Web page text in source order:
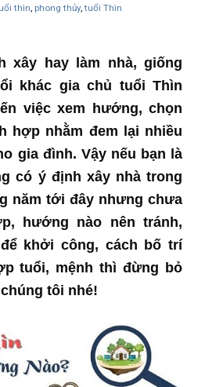
thìn, phong thủy,tuổi Thìn
xây hay làm nhà, giống
khác gia chủ tuổi Thìn
việc xem hướng, chọn
hợp nhằm đem lại nhiều
gia đình. Vậy nếu bạn là
có ý định xây nhà trong
năm tới đây nhưng chưa
hướng nào nên tránh,
khởi công, cách bố trí
tuổi, mệnh thì đừng bỏ
tôi nhé!